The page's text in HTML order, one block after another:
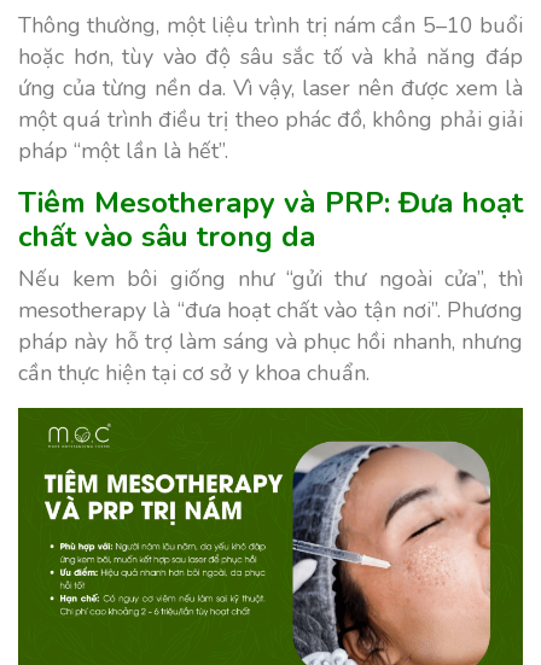
Thông thường, một liệu trình trị nám cần 5–10 buổi
hoặc hơn, tùy vào độ sâu sắc tố và khả năng đáp
ứng của từng nền da. Vì vậy, laser nên được xem là
một quá trình điều trị theo phác đồ, không phải giải
pháp “một lần là hết”.
Tiêm Mesotherapy và PRP: Đưa hoạt
chất vào sâu trong da
Nếu kem bôi giống như “gửi thư ngoài cửa”, thì
mesotherapy là “đưa hoạt chất vào tận nơi”. Phương
pháp này hỗ trợ làm sáng và phục hồi nhanh, nhưng
cần thực hiện tại cơ sở y khoa chuẩn.